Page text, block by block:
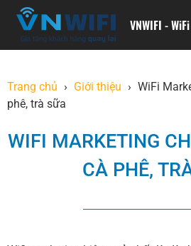
VNWIFI -
Trang chủ Giới thiệu
WiFi
phê, trà sữa
WIFI MARKETING
CÀ PHÊ,
VNWIFI
Phản hồi trong vài phút